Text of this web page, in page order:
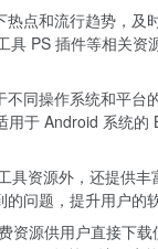
热点和流行趋势，
具 PS 插件等相关
不同操作系统和平
于 Android 系统
具资源外，还提供
问题，提升用户
资源供用户直接下